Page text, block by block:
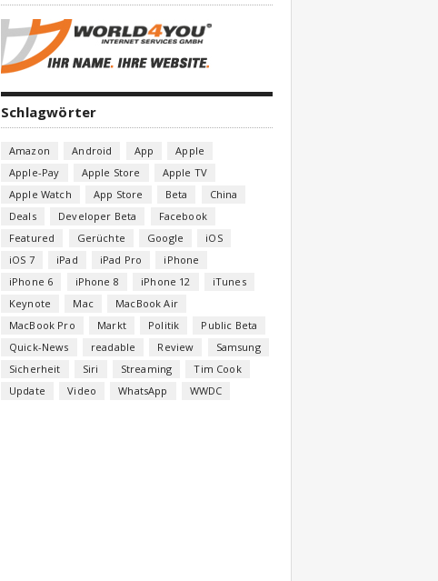
Schlagwörter
Amazon Android App
Apple
Apple-Pay
Apple Store
Apple TV
Apple Watch
App Store Beta
China
Deals
Developer Beta
Facebook
Featured
Gerüchte Google
iOS
iOS 7
iPad iPad Pro
iPhone
iPhone 6
iPhone 8 iPhone 12
iTunes
Keynote
Mac
MacBook Air
MacBook Pro
Markt Politik
Public Beta
Quick-News
readable Review
Samsung
Sicherheit
Siri Streaming
Tim Cook
Update
Video WhatsApp WWDC